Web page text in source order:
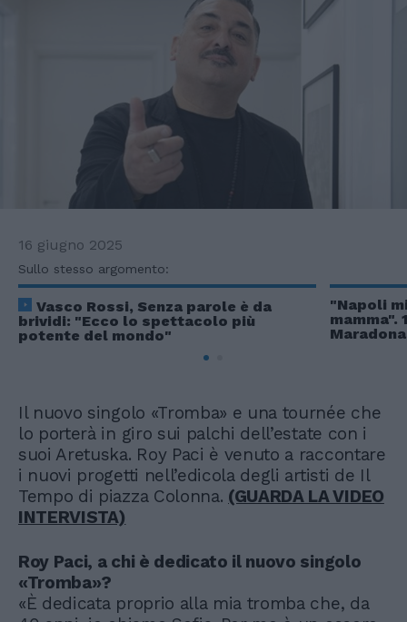
16 giugno 2025
Sullo stesso argomento:
Vasco Rossi, Senza parole è da
brividi: "Ecco lo spettacolo più
potente del mondo"
"Napoli
mamma".
Il nuovo singolo «Tromba» e una tournée che
lo porterà in giro sui palchi dell’estate con i
suoi Aretuska. Roy Paci è venuto a raccontare
i nuovi progetti nell’edicola degli artisti de Il
Tempo di piazza Colonna. (GUARDA LA VIDEO
INTERVISTA)
Roy Paci, a chi è dedicato il nuovo singolo
«Tromba»?
«È dedicata proprio alla mia tromba che, da